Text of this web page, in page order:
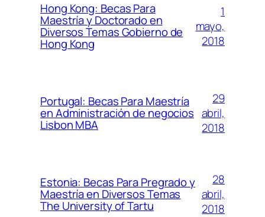
Hong Kong: Becas Para
Maestría y Doctorado en
Diversos Temas Gobierno de
Hong Kong
1
mayo,
2018
Portugal: Becas Para Maestría
en Administración de negocios
Lisbon MBA
29
abril,
2018
Estonia: Becas Para Pregrado y
Maestría en Diversos Temas
The University of Tartu
28
abril,
2018